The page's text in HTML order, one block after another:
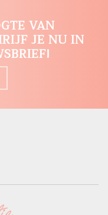
VAN
JE NU IN